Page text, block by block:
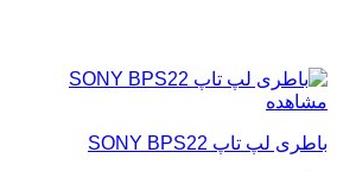
مشاهده
باطری لپ تاپ SONY BPS22